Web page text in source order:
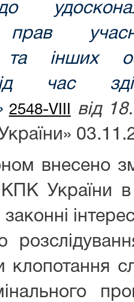
та інших
час
2548-VIII
від
України»
внесено
України в
клопотання